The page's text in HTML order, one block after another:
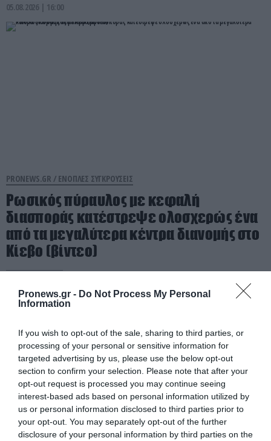
Pronews.gr - Do Not Process My Personal
Information
If you wish to opt-out of the sale, sharing to third parties, or
processing of your personal or sensitive information for
targeted advertising by us, please use the below opt-out
section to confirm your selection. Please note that after your
opt-out request is processed you may continue seeing
interest-based ads based on personal information utilized by
us or personal information disclosed to third parties prior to
your opt-out. You may separately opt-out of the further
disclosure of your personal information by third parties on the
05.08.2026 | 16:00
PRONEWS.GR / ΕΝΟΠΛΕΣ ΣΥΓΚΡΟΥΣΕΙΣ
Ρωσικός πύραυλος με κεφαλή
διασποράς κατέστρεψε ολοσχερώς ένα
από τα μεγαλύτερα κέντρα διανομής στο
Κίεβο (βίντεο)